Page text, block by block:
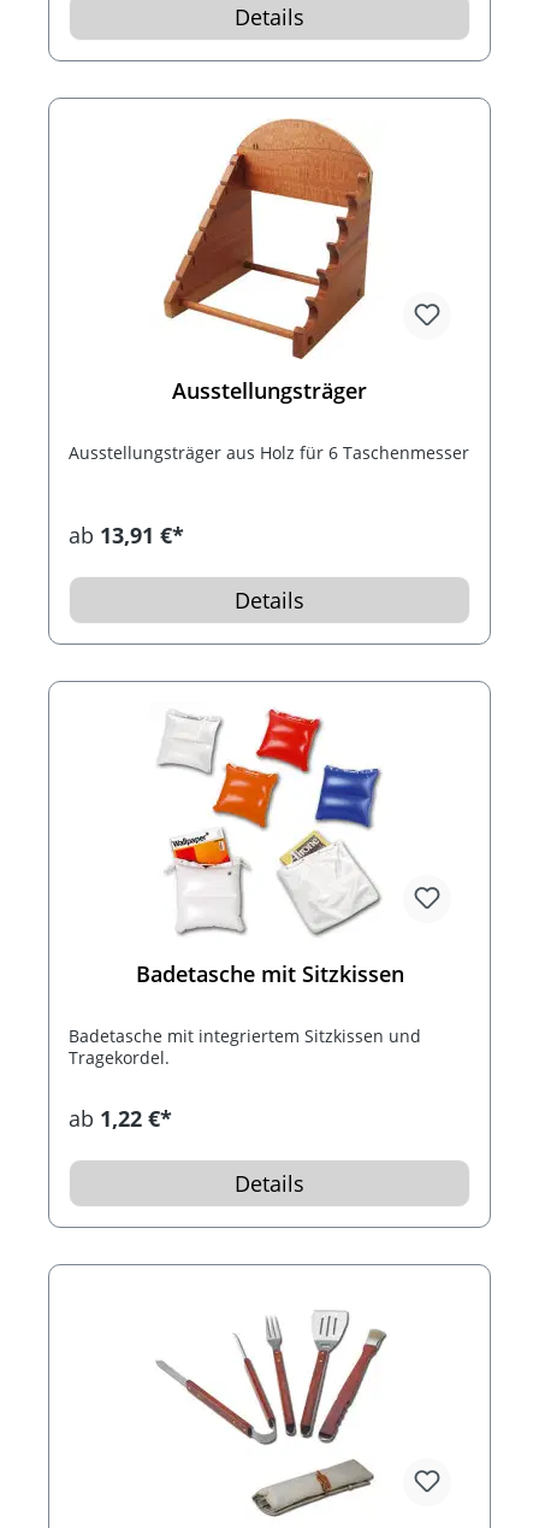
Details
Ausstellungsträger
Ausstellungsträger aus Holz für 6 Taschenmesser
ab 13,91 €*
Details
Badetasche mit Sitzkissen
Badetasche mit integriertem Sitzkissen und
Tragekordel.
ab 1,22 €*
Details